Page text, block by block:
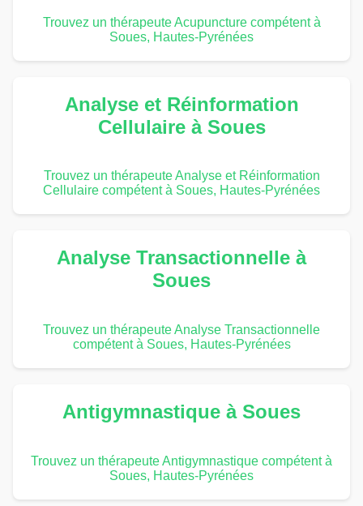
Trouvez un thérapeute Acupuncture compétent à
Soues, Hautes-Pyrénées
Analyse et Réinformation
Cellulaire à Soues
Trouvez un thérapeute Analyse et Réinformation
Cellulaire compétent à Soues, Hautes-Pyrénées
Analyse Transactionnelle à
Soues
Trouvez un thérapeute Analyse Transactionnelle
compétent à Soues, Hautes-Pyrénées
Antigymnastique à Soues
Trouvez un thérapeute Antigymnastique compétent à
Soues, Hautes-Pyrénées